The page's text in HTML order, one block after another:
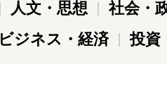
人文・思想
社会・
ビジネス・経済 投資